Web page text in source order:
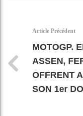
Article Précédent
MOTOGP.
ASSEN,
OFFRENT
SON 1er